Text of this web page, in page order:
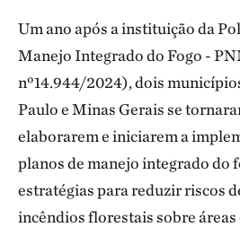
Um ano após a instituição da
Manejo Integrado do Fogo -
nº14.944/2024), dois
Paulo e Minas Gerais se
elaborarem e iniciarem a
planos de manejo integrado do
estratégias para reduzir riscos
incêndios florestais sobre áreas